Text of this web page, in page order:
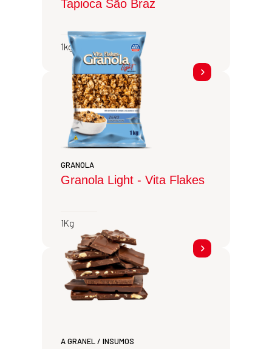
Tapioca São Braz
1kg
GRANOLA
Granola Light - Vita Flakes
1Kg
A GRANEL / INSUMOS